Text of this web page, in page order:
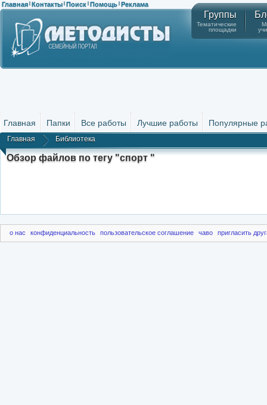
Главная | Контакты | Поиск | Помощь | Реклама
Группы
Тематические
площадки
Главная Папки Все работы Лучшие работы Популярные
Главная Библиотека
Обзор файлов по тегу "спорт "
о нас конфиденциальность пользовательское соглашение чаво пригласить